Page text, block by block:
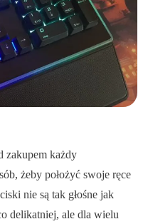
zakupem każdy
żeby położyć swoje ręce
nie są tak głośne jak
delikatniej, ale dla wielu